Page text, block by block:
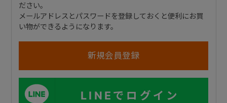
ださい。
メールアドレスとパスワードを登録しておくと便利にお買
い物ができるようになります。
LINEでログイン